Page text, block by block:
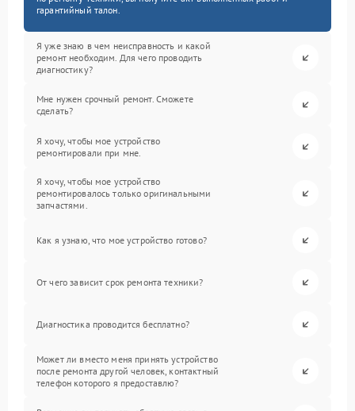
гарантийный талон.
Я уже знаю в чем неисправность и какой
ремонт необходим. Для чего проводить
диагностику?
Мне нужен срочный ремонт. Сможете
сделать?
Я хочу, чтобы мое устройство
ремонтировали при мне.
Я хочу, чтобы мое устройство
ремонтировалось только оригинальными
запчастями.
Как я узнаю, что мое устройство готово?
От чего зависит срок ремонта техники?
Диагностика проводится бесплатно?
Может ли вместо меня принять устройство
после ремонта другой человек, контактный
телефон которого я предоставлю?